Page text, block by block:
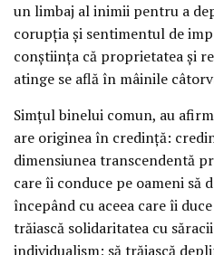
un limbaj al inimii pentru a
corupția și sentimentul de
conștiința că proprietatea și
atinge se află în mâinile
Simțul binelui comun, au
are originea în credință:
dimensiunea transcendentă
care îi conduce pe oameni să
începând cu aceea care îi
trăiască solidaritatea cu
individualism; să trăiască